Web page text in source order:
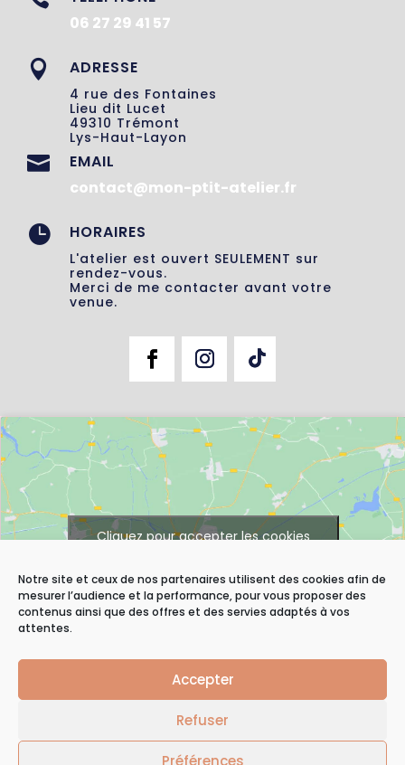
Notre site et ceux de nos partenaires utilisent des cookies afin de
mesurer l’audience et la performance, pour vous proposer des
contenus ainsi que des offres et des servies adaptés à vos
attentes.
Accepter
Refuser
Préférences
06 27 29 41 57
 ADRESSE
4 rue des Fontaines
Lieu dit Lucet
49310 Trémont
Lys-Haut-Layon

EMAIL
contact@mon-ptit-atelier.fr
 HORAIRES
L'atelier est ouvert SEULEMENT sur
rendez-vous.
Merci de me contacter avant votre
venue.
Cliquez pour accepter les cookies